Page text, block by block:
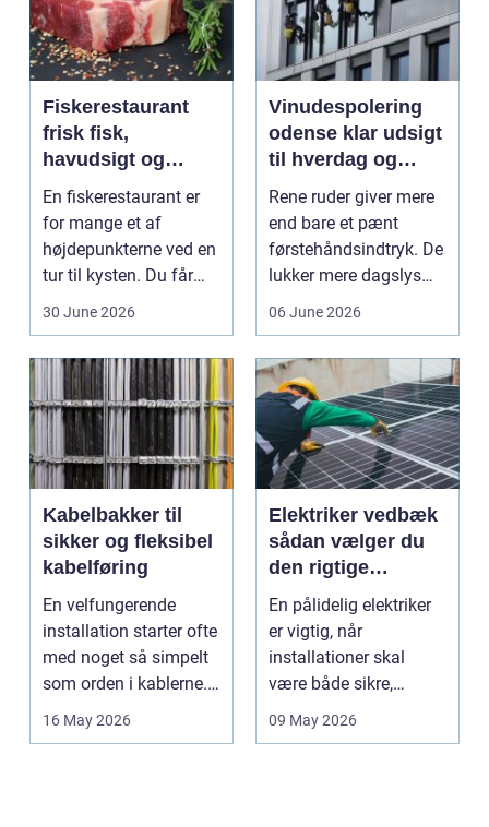
Fiskerestaurant
frisk fisk,
havudsigt og
afslappet
atmosfære
En fiskerestaurant er
for mange et af
højdepunkterne ved en
tur til kysten. Du får
friskfanget fisk,...
30 June 2026
Vinudespolering
odense klar udsigt
til hverdag og
erhverv
Rene ruder giver mere
end bare et pænt
førstehåndsindtryk. De
lukker mere dagslys
ind, giver et lett...
06 June 2026
Kabelbakker til
sikker og fleksibel
kabelføring
En velfungerende
installation starter ofte
med noget så simpelt
som orden i kablerne.
Når strøm-, da...
16 May 2026
Elektriker vedbæk
sådan vælger du
den rigtige
fagmand
En pålidelig elektriker
er vigtig, når
installationer skal
være både sikre,
lovlige og holdbare. I
09 May 2026